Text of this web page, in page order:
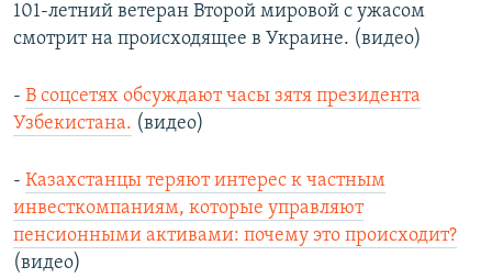
101-летний ветеран Второй мировой с ужасом
смотрит на происходящее в Украине. (видео)
- В соцсетях обсуждают часы зятя президента
Узбекистана. (видео)
- Казахстанцы теряют интерес к частным
инвесткомпаниям, которые управляют
пенсионными активами: почему это происходит?
(видео)